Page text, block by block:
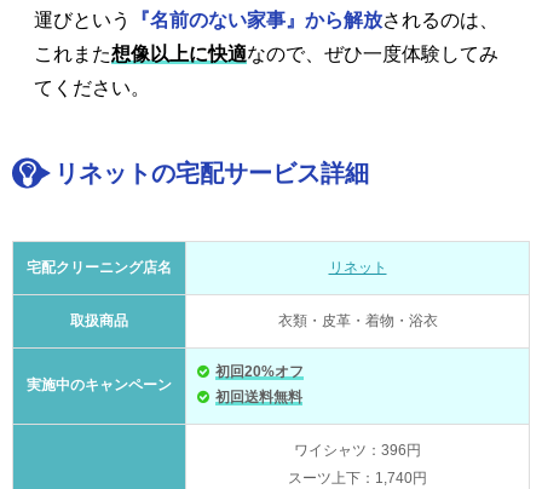
運びという
『名前のない家事』から解放されるのは、
これまた想像以上に快適なので、ぜひ一度体験してみ
てください。
リネットの宅配サービス詳細
宅配クリーニング店名 リネット
取扱商品 衣類・皮革・着物・浴衣
実施中のキャンペーン
初回20%オフ
初回送料無料
ワイシャツ：396円
スーツ上下：1,740円